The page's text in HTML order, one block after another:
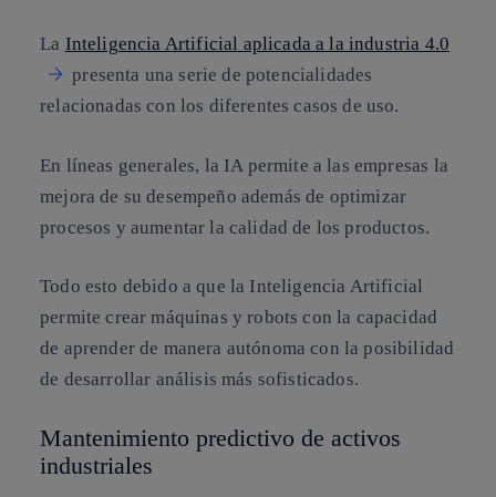
La Inteligencia Artificial aplicada a la industria 4.0
presenta una serie de potencialidades
relacionadas con los diferentes casos de uso.
En líneas generales, la IA permite a las empresas la
mejora de su desempeño además de optimizar
procesos y aumentar la calidad de los productos.
Todo esto debido a que la Inteligencia Artificial
permite crear máquinas y robots con la capacidad
de aprender de manera autónoma con la posibilidad
de desarrollar análisis más sofisticados.
Mantenimiento predictivo de activos
industriales